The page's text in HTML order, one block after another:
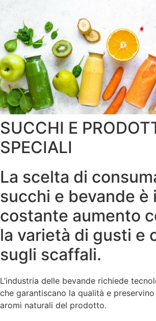
SUCCHI E
SPECIALI
La scelta di
succhi e bevande è
costante aumento
la varietà di gusti e
sugli scaffali.
L’industria delle bevande richiede
che garantiscano la qualità e
aromi naturali del prodotto.